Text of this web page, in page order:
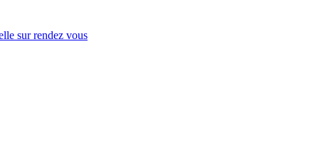
sur rendez vous